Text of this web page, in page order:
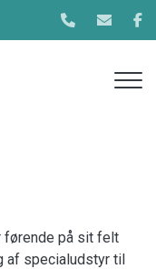
førende på sit felt
af specialudstyr til